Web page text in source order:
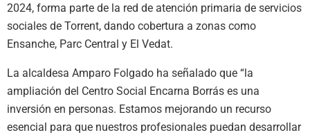
2024, forma parte de la red de atención primaria de servicios
sociales de Torrent, dando cobertura a zonas como
Ensanche, Parc Central y El Vedat.
La alcaldesa Amparo Folgado ha señalado que “la
ampliación del Centro Social Encarna Borrás es una
inversión en personas. Estamos mejorando un recurso
esencial para que nuestros profesionales puedan desarrollar